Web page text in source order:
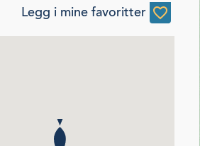
Legg i mine favoritter